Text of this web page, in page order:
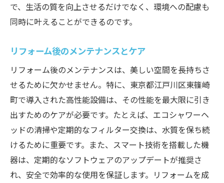
で、生活の質を向上させるだけでなく、環境への配慮も
同時に叶えることができるのです。
リフォーム後のメンテナンスとケア
リフォーム後のメンテナンスは、美しい空間を長持ちさ
せるために欠かせません。特に、東京都江戸川区東篠崎
町で導入された高性能設備は、その性能を最大限に引き
出すためのケアが必要です。たとえば、エコシャワーヘ
ッドの清掃や定期的なフィルター交換は、水質を保ち続
けるために重要です。また、スマート技術を搭載した機
器は、定期的なソフトウェアのアップデートが推奨さ
れ、安全で効率的な使用を保証します。リフォームを成